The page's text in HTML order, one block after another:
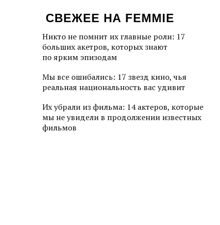
СВЕЖЕЕ НА FEMMIE
Никто не помнит их главные роли: 17
больших акетров, которых знают
по ярким эпизодам
Мы все ошибались: 17 звезд кино, чья
реальная национальность вас удивит
Их убрали из фильма: 14 актеров, которые
мы не увидели в продолжении известных
фильмов